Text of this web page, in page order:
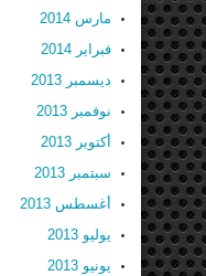
مارس 2014
فبراير 2014
ديسمبر 2013
نوفمبر 2013
أكتوبر 2013
سبتمبر 2013
أغسطس 2013
يوليو 2013
يونيو 2013